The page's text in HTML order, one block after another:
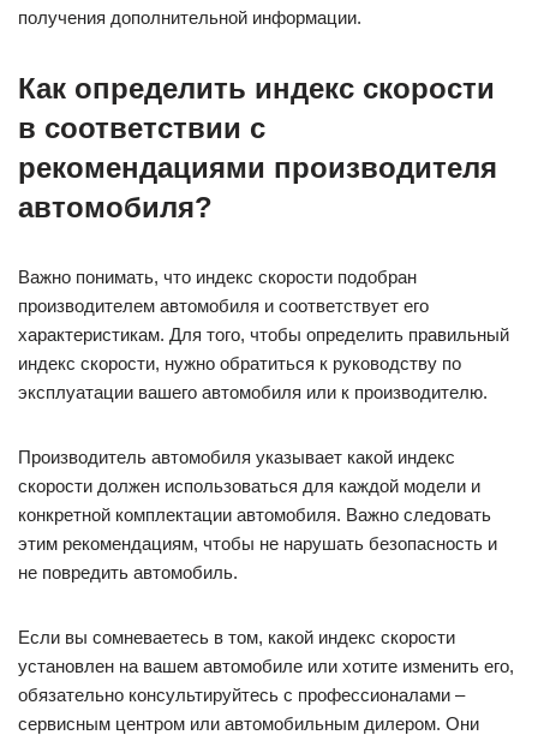
получения дополнительной информации.
Как определить индекс скорости
в соответствии с
рекомендациями производителя
автомобиля?
Важно понимать, что индекс скорости подобран
производителем автомобиля и соответствует его
характеристикам. Для того, чтобы определить правильный
индекс скорости, нужно обратиться к руководству по
эксплуатации вашего автомобиля или к производителю.
Производитель автомобиля указывает какой индекс
скорости должен использоваться для каждой модели и
конкретной комплектации автомобиля. Важно следовать
этим рекомендациям, чтобы не нарушать безопасность и
не повредить автомобиль.
Если вы сомневаетесь в том, какой индекс скорости
установлен на вашем автомобиле или хотите изменить его,
обязательно консультируйтесь с профессионалами –
сервисным центром или автомобильным дилером. Они